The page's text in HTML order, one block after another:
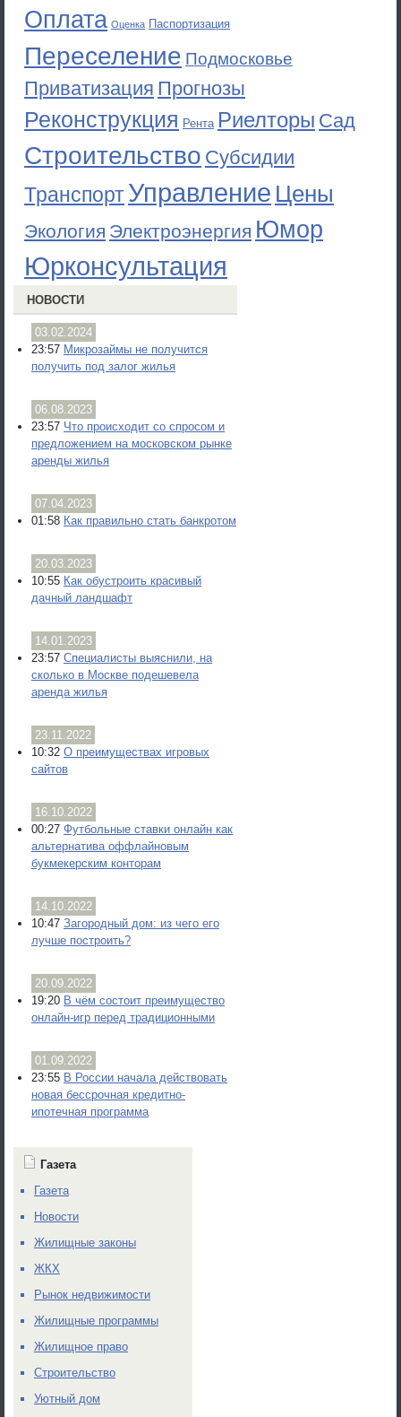
Оплата Оценка Паспортизация
Переселение Подмосковье
Приватизация Прогнозы
Реконструкция Рента Риелторы Сад
Строительство Субсидии
ТранспортУправление Цены
Экология Электроэнергия Юмор
Юрконсультация
НОВОСТИ
03.02.2024
23:57 Микрозаймы не получится
получить под залог жилья
06.08.2023
23:57 Что происходит со спросом и
предложением на московском рынке
аренды жилья
07.04.2023
01:58 Как правильно стать банкротом
20.03.2023
10:55 Как обустроить красивый
дачный ландшафт
14.01.2023
23:57 Специалисты выяснили, на
сколько в Москве подешевела
аренда жилья
23.11.2022
10:32 О преимуществах игровых
сайтов
16.10.2022
00:27 Футбольные ставки онлайн как
альтернатива оффлайновым
букмекерским конторам
14.10.2022
10:47 Загородный дом: из чего его
лучше построить?
20.09.2022
19:20 В чём состоит преимущество
онлайн-игр перед традиционными
01.09.2022
23:55 В России начала действовать
новая бессрочная кредитно-
ипотечная программа
Газета
Газета
Новости
Жилищные законы
ЖКХ
Рынок недвижимости
Жилищные программы
Жилищное право
Строительство
Уютный дом